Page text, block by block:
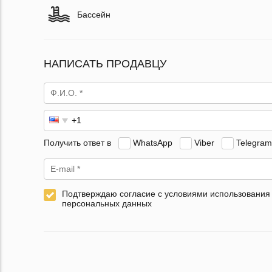
Бассейн
НАПИСАТЬ ПРОДАВЦУ
Получить ответ в WhatsApp Viber Telegram
Подтверждаю согласие с условиями использования
персональных данных